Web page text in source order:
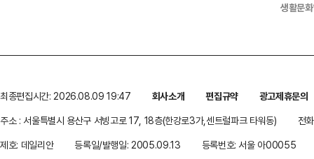
생활문
최종편집시간: 2026.08.09 19:47 회사소개 편집규약
광고제휴문의
주소 : 서울특별시 용산구 서빙고로 17, 18층(한강로3가,센트럴파크 타워동)
전
제호: 데일리안
등록일/발행일: 2005.09.13 등록번호: 서울 아00055